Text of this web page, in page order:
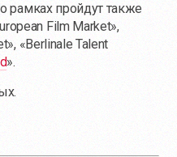
рамках пройдут также
Film Market»,
«Berlinale Talent
».